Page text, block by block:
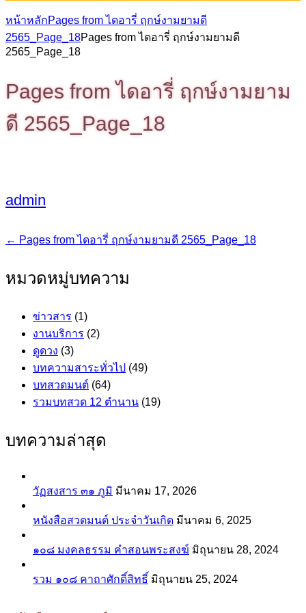
หน้าหลักPages from ไดอารี่ ฤกษ์งามยามดี
2565_Page_18Pages from ไดอารี่ ฤกษ์งามยามดี
2565_Page_18
Pages from ไดอารี่ ฤกษ์งามยาม
ดี 2565_Page_18
admin
แนะแนว
เรื่อง
← Pages from ไดอารี่ ฤกษ์งามยามดี 2565_Page_18
หมวดหมู่บทความ
ข่าวสาร (1)
งานบริการ (2)
ดูดวง (3)
บทความสาระทั่วไป (49)
บทสวดมนต์ (64)
รวมบทสวด 12 ตำนาน (19)
บทความล่าสุด
วัฏสงสาร ๓๑ ภูมิ มีนาคม 17, 2026
หนังสือสวดมนต์ ประจำวันเกิด มีนาคม 6, 2025
๑๐๘ มงคลธรรม คำสอนพระสงฆ์ มิถุนายน 28, 2024
รวม ๑๐๘ คาถาศักดิ์สิทธิ์ มิถุนายน 25, 2024